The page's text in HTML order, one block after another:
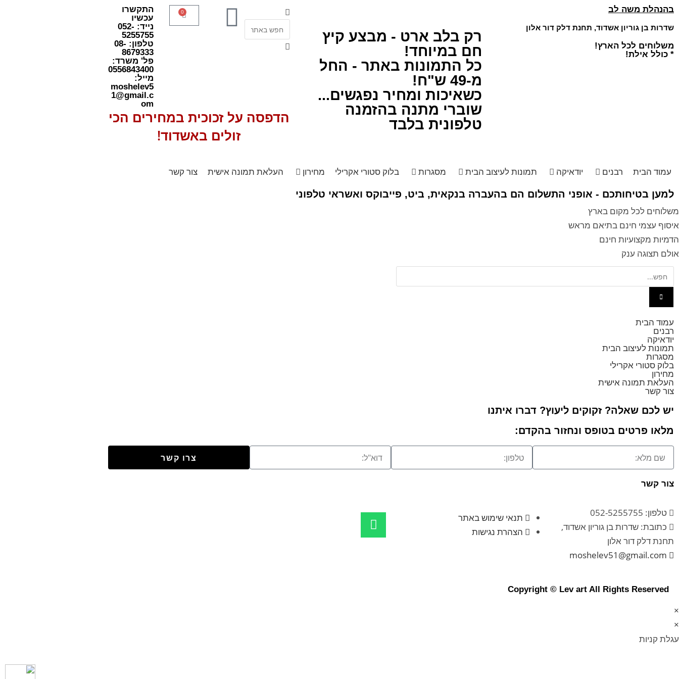
בהנהלת משה לב
שדרות בן גוריון אשדוד, תחנת דלק דור אלון
משלוחים לכל הארץ!
* כולל אילת!
רק בלב ארט - מבצע קיץ
חם במיוחד!
כל התמונות באתר - החל
מ-49 ש"ח!
כשאיכות ומחיר נפגשים...
שוברי מתנה בהזמנה
טלפונית בלבד
0
התקשרו
עכשיו
נייד: 052-
5255755
טלפון: 08-
8679333
פל' משרד:
0556843400
מייל:
moshelev5
1@gmail.c
om
הדפסה על זכוכית במחירים הכי
זולים באשדוד!
עמוד הבית רבנים יודאיקה תמונות לעיצוב הבית מסגרות בלוק סטורי אקרילי מחירון העלאת תמונה אישית צור קשר
למען בטיחותכם - אופני התשלום הם בהעברה בנקאית, ביט, פייבוקס ואשראי טלפוני
משלוחים לכל מקום בארץ
איסוף עצמי חינם בתיאם מראש
הדמיות מקצועיות חינם
אולם תצוגה ענק
עמוד הבית
רבנים
יודאיקה
תמונות לעיצוב הבית
מסגרות
בלוק סטורי אקרילי
מחירון
העלאת תמונה אישית
צור קשר
יש לכם שאלה? זקוקים ליעוץ? דברו איתנו
מלאו פרטים בטופס ונחזור בהקדם:
צרו קשר
צור קשר
טלפון: 052-5255755
כתובת: שדרות בן גוריון אשדוד,
תחנת דלק דור אלון
moshelev51@gmail.com
תנאי שימוש באתר
הצהרת נגישות
Copyright © Lev art All Rights Reserved
×
×
עגלת קניות